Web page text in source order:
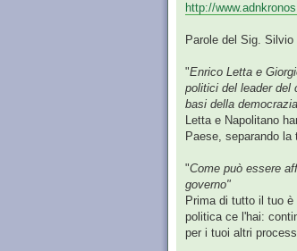
http://
Parole del Sig.
"Enrico Letta e
politici del leader del
basi della
Letta e Napolitano
Paese, separando
"Come può essere
governo"
Prima di tutto il tuo
politica ce l'hai:
per i tuoi altri